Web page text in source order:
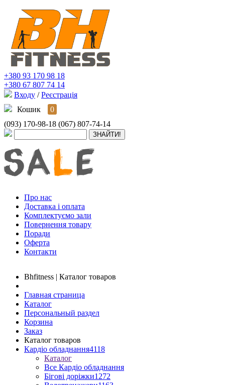
+380 93 170 98 18
+380 67 807 74 14
Входу / Реєстрація
Кошик
0
(093) 170-98-18 (067) 807-74-14
Про нас
Доставка і оплата
Комплектуємо зали
Повернення товару
Поради
Оферта
Контакти
Bhfitness | Каталог товаров
Главная страница
Каталог
Персональный раздел
Корзина
Заказ
Каталог товаров
Кардіо обладнання4118
Каталог
Все Кардіо обладнання
Бігові доріжки1272